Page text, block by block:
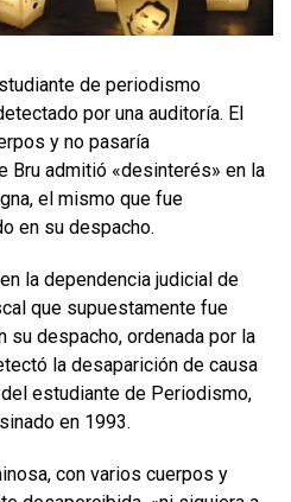
de periodismo
por una auditoría. El
y no pasaría
Bru admitió «desinterés» en la
el mismo que fue
en su despacho.
la dependencia judicial de
que supuestamente fue
su despacho, ordenada por la
la desaparición de causa
estudiante de Periodismo,
en 1993.
con varios cuerpos y